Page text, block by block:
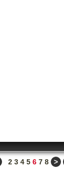
2 3 4 5 6 7 8 >